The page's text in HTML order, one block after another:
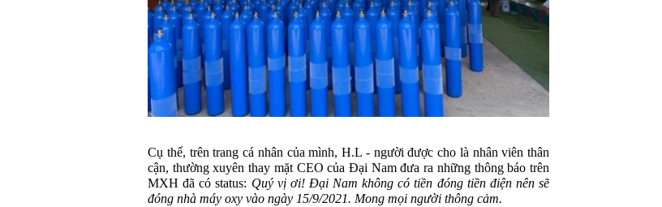
Cụ thể, trên trang cá nhân của mình, H.L - người được cho là nhân viên thân
cận, thường xuyên thay mặt CEO của Đại Nam đưa ra những thông báo trên
MXH đã có status: Quý vị ơi! Đại Nam không có tiền đóng tiền điện nên sẽ
đóng nhà máy oxy vào ngày 15/9/2021. Mong mọi người thông cảm.